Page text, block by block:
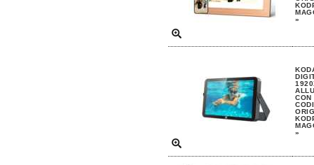
»
CON
»